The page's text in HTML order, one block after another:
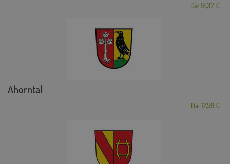
Da: 18,37 €
Ahorntal
Da: 17,59 €